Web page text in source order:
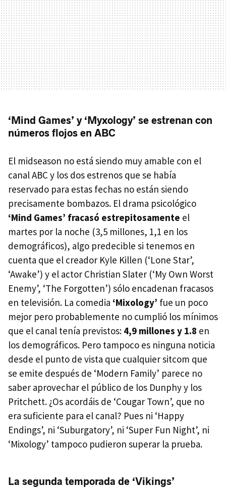
‘Mind Games’ y ‘Myxology’ se estrenan con
números flojos en ABC
El midseason no está siendo muy amable con el
canal ABC y los dos estrenos que se había
reservado para estas fechas no están siendo
precisamente bombazos. El drama psicológico
‘Mind Games’ fracasó estrepitosamente el
martes por la noche (3,5 millones, 1,1 en los
demográficos), algo predecible si tenemos en
cuenta que el creador Kyle Killen (‘Lone Star’,
‘Awake’) y el actor Christian Slater (‘My Own Worst
Enemy’, ‘The Forgotten’) sólo encadenan fracasos
en televisión. La comedia ‘Mixology’ fue un poco
mejor pero probablemente no cumplió los mínimos
que el canal tenía previstos: 4,9 millones y 1.8 en
los demográficos. Pero tampoco es ninguna noticia
desde el punto de vista que cualquier sitcom que
se emite después de ‘Modern Family’ parece no
saber aprovechar el público de los Dunphy y los
Pritchett. ¿Os acordáis de ‘Cougar Town’, que no
era suficiente para el canal? Pues ni ‘Happy
Endings’, ni ‘Suburgatory’, ni ‘Super Fun Night’, ni
‘Mixology’ tampoco pudieron superar la prueba.
La segunda temporada de ‘Vikings’